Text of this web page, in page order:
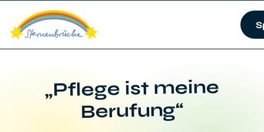
„Pflege ist meine
Berufung“